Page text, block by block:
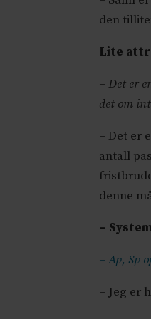
den
Lite
– Det er
det om
– Det er
antall
denne
–
– Ap, Sp
– Jeg er